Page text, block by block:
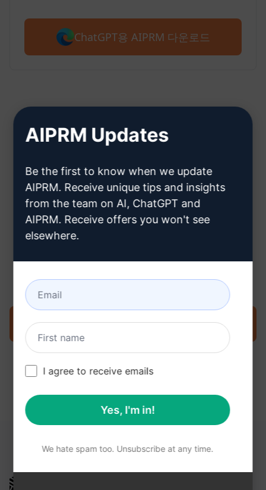
ChatGPT용 AIPRM 다운로드
2단계: ChatGPT 계정 만들기
여기를 클릭하여 ChatGPT 계정을
만드는 방법을 알아보세요.
지금 ChatGPT에서 프롬프트를 사용해 보세요.
다음 링크가 도움이 될 수 있습니다.
AIPRM Updates
Be the first to know when we update
AIPRM. Receive unique tips and insights
from the team on AI, ChatGPT and
AIPRM. Receive offers you won't see
elsewhere.
I agree to receive emails
Yes, I'm in!
We hate spam too. Unsubscribe at any time.